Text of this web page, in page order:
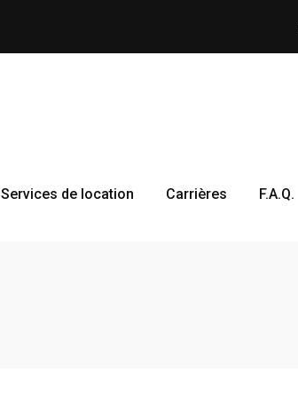
Services de location Carrières F.A.Q.